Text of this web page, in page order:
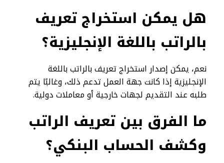
هل يمكن استخراج تعريف
بالراتب باللغة الإنجليزية؟
نعم، يمكن إصدار استخراج تعريف بالراتب باللغة
الإنجليزية إذا كانت جهة العمل تدعم ذلك، وغالبًا يتم
طلبه عند التقديم لجهات خارجية أو معاملات دولية.
ما الفرق بين تعريف الراتب
وكشف الحساب البنكي؟